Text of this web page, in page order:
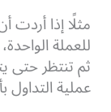
للعملة
ثم تنتظر حتى
عملية